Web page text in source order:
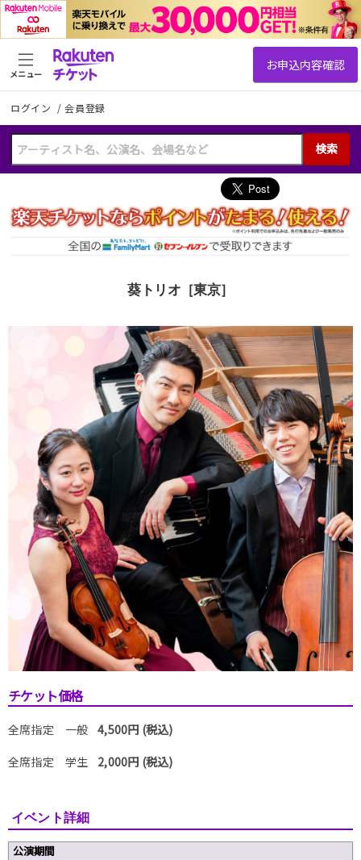
ログイン /会員登録
検索
メニュー
葵トリオ［東京］
チケット価格
全席指定 一般
4,500円 (税込)
全席指定 学生
2,000円 (税込)
イベント詳細
公演期間